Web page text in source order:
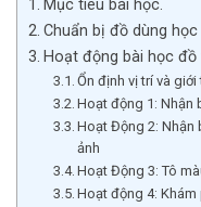
Mục tiêu bài học.
Chuẩn bị đồ dùng học
Hoạt động bài học đồ
Ổn định vị trí và
Hoạt động 1: Nhận
Hoạt Động 2: Nhận
ảnh
Hoạt Động 3: Tô
Hoạt động 4: